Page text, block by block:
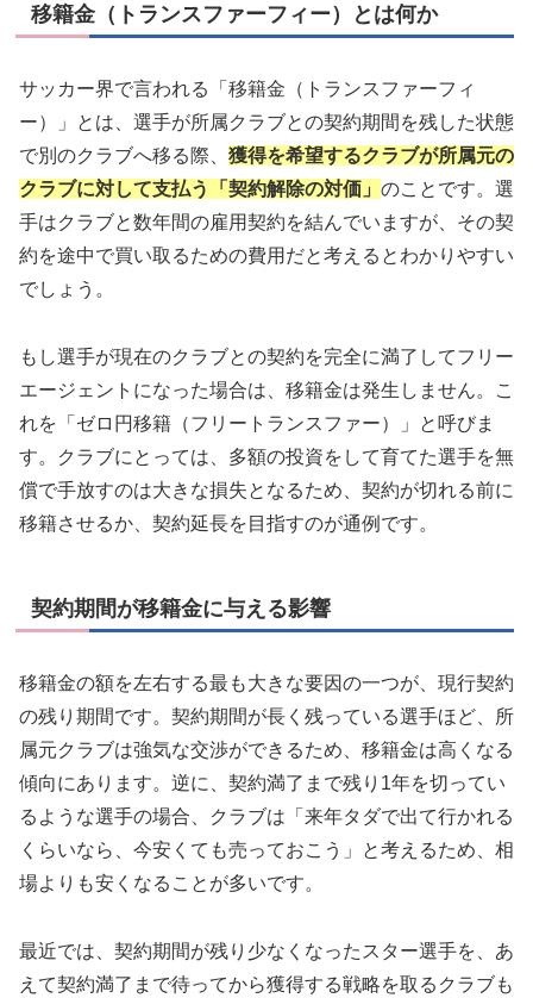
移籍金（トランスファーフィー）とは何か
サッカー界で言われる「移籍金（トランスファーフィ
ー）」とは、選手が所属クラブとの契約期間を残した状態
で別のクラブへ移る際、 獲得を希望するクラブが所属元の
クラブに対して支払う「契約解除の対価」 のことです。選
手はクラブと数年間の雇用契約を結んでいますが、その契
約を途中で買い取るための費用だと考えるとわかりやすい
でしょう。
もし選手が現在のクラブとの契約を完全に満了してフリー
エージェントになった場合は、移籍金は発生しません。こ
れを「ゼロ円移籍（フリートランスファー）」と呼びま
す。クラブにとっては、多額の投資をして育てた選手を無
償で手放すのは大きな損失となるため、契約が切れる前に
移籍させるか、契約延長を目指すのが通例です。
契約期間が移籍金に与える影響
移籍金の額を左右する最も大きな要因の一つが、現行契約
の残り期間です。契約期間が長く残っている選手ほど、所
属元クラブは強気な交渉ができるため、移籍金は高くなる
傾向にあります。逆に、契約満了まで残り1年を切ってい
るような選手の場合、クラブは「来年タダで出て行かれる
くらいなら、今安くても売っておこう」と考えるため、相
場よりも安くなることが多いです。
最近では、契約期間が残り少なくなったスター選手を、あ
えて契約満了まで待ってから獲得する戦略を取るクラブも